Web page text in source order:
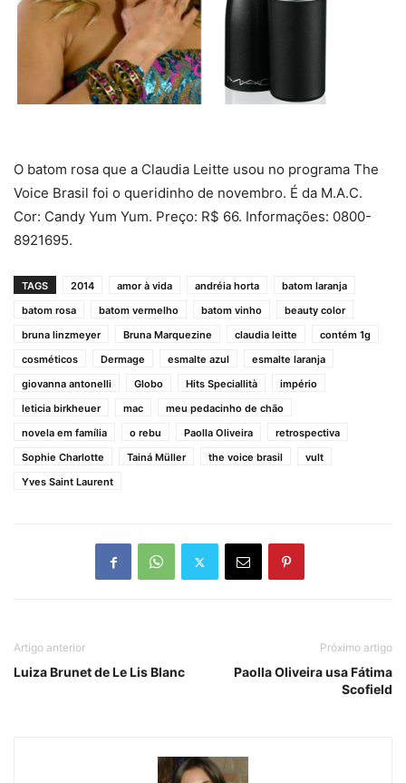
O batom rosa que a Claudia Leitte usou no programa The
Voice Brasil foi o queridinho de novembro. É da M.A.C.
Cor: Candy Yum Yum. Preço: R$ 66. Informações: 0800-
8921695.
TAGS 2014 amor à vida andréia horta
batom laranja
batom rosa
batom vermelho batom vinho
beauty color
bruna linzmeyer
Bruna Marquezine claudia leitte
contém 1g
cosméticos
Dermage esmalte azul
esmalte laranja
giovanna antonelli
Globo Hits Speciallità
império
leticia birkheuer
mac
meu pedacinho de chão
novela em família
o rebu Paolla Oliveira
retrospectiva
Sophie Charlotte
Tainá Müller the voice brasil
vult
Yves Saint Laurent
Artigo anterior
Luiza Brunet de Le Lis Blanc
Próximo artigo
Paolla Oliveira usa Fátima
Scofield